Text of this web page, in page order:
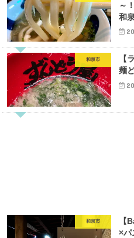
～
和
和泉市
【
麺
和泉市
【
×パ